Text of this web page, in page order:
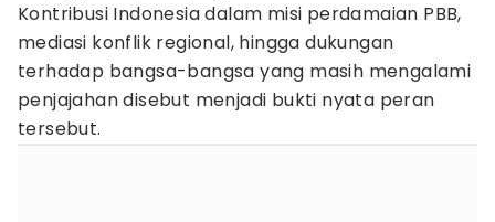
Kontribusi Indonesia dalam misi perdamaian PBB,
mediasi konflik regional, hingga dukungan
terhadap bangsa-bangsa yang masih mengalami
penjajahan disebut menjadi bukti nyata peran
tersebut.